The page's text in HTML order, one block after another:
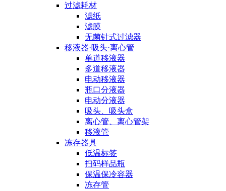
过滤耗材
滤纸
滤膜
无菌针式过滤器
移液器·吸头·离心管
单道移液器
多道移液器
电动移液器
瓶口分液器
电动分液器
吸头、吸头盒
离心管、离心管架
移液管
冻存器具
低温标签
扫码样品瓶
保温保冷容器
冻存管